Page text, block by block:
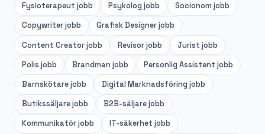
Fysioterapeut jobb Psykolog jobb Socionom jobb
Copywriterjobb Grafisk Designerjobb
Content Creatorjobb Revisorjobb Jurist jobb
Polis jobb Brandman jobb Personlig Assistent jobb
Barnskötarejobb Digital Marknadsföring jobb
Butikssäljarejobb B2B-säljarejobb
Kommunikatörjobb IT-säkerhet jobb